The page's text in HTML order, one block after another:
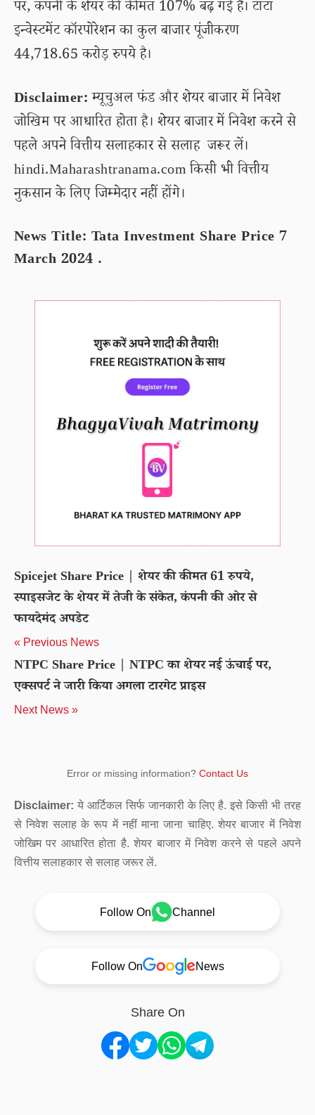
पर, कंपनी के शेयर की कीमत 107% बढ़ गई है। टाटा
इन्वेस्टमेंट कॉरपोरेशन का कुल बाजार पूंजीकरण
44,718.65 करोड़ रुपये है।
Disclaimer:म्यूचुअल फंड और शेयर बाजार में निवेश
जोखिम पर आधारित होता है। शेयर बाजार में निवेश करने से
पहले अपने वित्तीय सलाहकार से सलाह जरूर लें।
hindi.Maharashtranama.com किसी भी वित्तीय
नुकसान के लिए जिम्मेदार नहीं होंगे।
News Title: Tata Investment Share Price 7
March 2024 .
Spicejet Share Price | शेयर की कीमत 61 रुपये,
स्पाइसजेट के शेयर में तेजी के संकेत, कंपनी की ओर से
फायदेमंद अपडेट
« Previous News
NTPC Share Price | NTPC का शेयर नई ऊंचाई पर,
एक्सपर्ट ने जारी किया अगला टारगेट प्राइस
Next News »
Error or missing information? Contact Us
Disclaimer: ये आर्टिकल सिर्फ जानकारी के लिए है. इसे किसी भी तरह
से निवेश सलाह के रूप में नहीं माना जाना चाहिए. शेयर बाजार में निवेश
जोखिम पर आधारित होता है. शेयर बाजार में निवेश करने से पहले अपने
वित्तीय सलाहकार से सलाह जरूर लें.
Follow On Channel
Follow On News
Share On